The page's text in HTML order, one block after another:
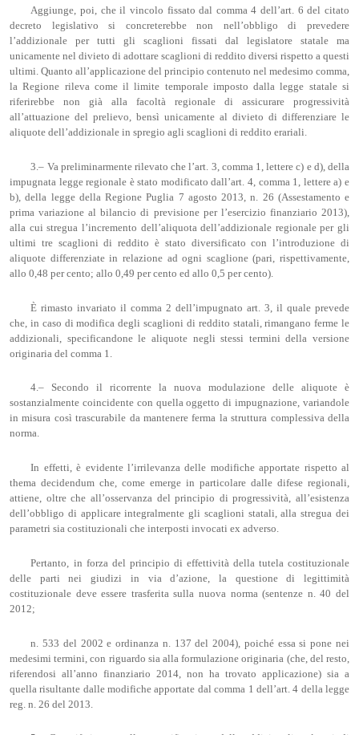
Aggiunge, poi, che il vincolo fissato dal comma 4 dell’art. 6 del citato
decreto legislativo si concreterebbe non nell’obbligo di prevedere
l’addizionale per tutti gli scaglioni fissati dal legislatore statale ma
unicamente nel divieto di adottare scaglioni di reddito diversi rispetto a questi
ultimi. Quanto all’applicazione del principio contenuto nel medesimo comma,
la Regione rileva come il limite temporale imposto dalla legge statale si
riferirebbe non già alla facoltà regionale di assicurare progressività
all’attuazione del prelievo, bensì unicamente al divieto di differenziare le
aliquote dell’addizionale in spregio agli scaglioni di reddito erariali.
3.– Va preliminarmente rilevato che l’art. 3, comma 1, lettere c) e d), della
impugnata legge regionale è stato modificato dall’art. 4, comma 1, lettere a) e
b), della legge della Regione Puglia 7 agosto 2013, n. 26 (Assestamento e
prima variazione al bilancio di previsione per l’esercizio finanziario 2013),
alla cui stregua l’incremento dell’aliquota dell’addizionale regionale per gli
ultimi tre scaglioni di reddito è stato diversificato con l’introduzione di
aliquote differenziate in relazione ad ogni scaglione (pari, rispettivamente,
allo 0,48 per cento; allo 0,49 per cento ed allo 0,5 per cento).
È rimasto invariato il comma 2 dell’impugnato art. 3, il quale prevede
che, in caso di modifica degli scaglioni di reddito statali, rimangano ferme le
addizionali, specificandone le aliquote negli stessi termini della versione
originaria del comma 1.
4.– Secondo il ricorrente la nuova modulazione delle aliquote è
sostanzialmente coincidente con quella oggetto di impugnazione, variandole
in misura così trascurabile da mantenere ferma la struttura complessiva della
norma.
In effetti, è evidente l’irrilevanza delle modifiche apportate rispetto al
thema decidendum che, come emerge in particolare dalle difese regionali,
attiene, oltre che all’osservanza del principio di progressività, all’esistenza
dell’obbligo di applicare integralmente gli scaglioni statali, alla stregua dei
parametri sia costituzionali che interposti invocati ex adverso.
Pertanto, in forza del principio di effettività della tutela costituzionale
delle parti nei giudizi in via d’azione, la questione di legittimità
costituzionale deve essere trasferita sulla nuova norma (sentenze n. 40 del
2012;
n. 533 del 2002 e ordinanza n. 137 del 2004), poiché essa si pone nei
medesimi termini, con riguardo sia alla formulazione originaria (che, del resto,
riferendosi all’anno finanziario 2014, non ha trovato applicazione) sia a
quella risultante dalle modifiche apportate dal comma 1 dell’art. 4 della legge
reg. n. 26 del 2013.